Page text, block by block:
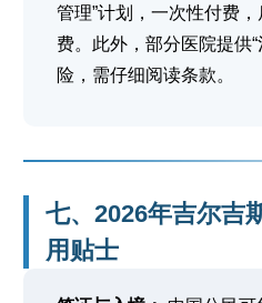
管理”计划，一次性付费
费。此外，部分医院提供
险，需仔细阅读条款。
七、2026年吉尔吉
用贴士